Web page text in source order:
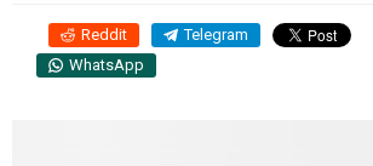
Reddit Telegram
WhatsApp